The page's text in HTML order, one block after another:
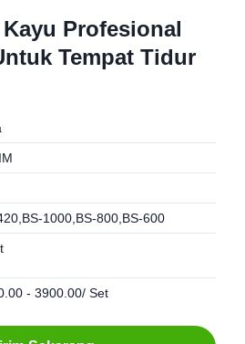
Profesional
Tempat Tidur
1000,BS-800,BS-600
- 3900.00/ Set